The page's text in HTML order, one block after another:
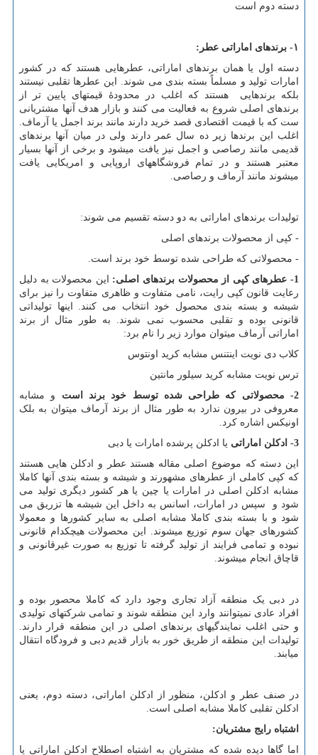
دسته دوم است
۱- برندهای اماراتی عطر:
دسته اول یا همان برندهای اماراتی، عطرهایی هستند که در کشور
امارات تولید و مسلماً بسته بندی می شوند. این عطرها تقلبی نیستند
بلکه برندهایی هستند که اغلب در محدودۀ قیمتهای پایین تر از
برندهای اصلی شروع به فعالیت می کنند و بازار هدف آنها مشتریانی
ست که با قیمت اقتصادی قصد خرید دارند مانند برند اجمل یا آرماف.
اغلب این برندها زیر ده سال عمر دارند ولی در میان آنها برندهای
قدیمی مانند رصاصی و اجمل نیز یافت میشود و برخی از آنها بسیار
معتبر هستند و در تمام فروشگاههای اروپایی و امریکایی یافت
میشوند مانند آرماف و رصاصی.
تولیدات برندهای اماراتی به دو دسته تقسیم می شوند:
- کپی از محصولات برندهای اصلی
- محصولاتی که طراحی شده توسط خود برند است.
1- عطرهای کپی از محصولات برندهای اصلی:
این محصولات به دلیل
رعایت قانون کپی رایت، نامی متفاوت و ظاهری متفاوت را نیز برای
شیشه و بسته بندی محصول خود انتخاب می کنند. اینها تولیداتی
قانونی بوده و تقلبی محسوب نمی شوند. به طور مثال از برند
اماراتی آرماف میتوان موارد زیر را نام برد:
کلاب دی نویت اینتنس مشابه کرید اونتوس
ترس نویت مشابه کرید سیلور مانتین
2- محصولاتی که طراحی شده توسط خود برند است
و مشابه
معروفی در بیرون ندارد به طور مثال از برند آرماف میتوان به بلک
اونیکس اشاره کرد.
3- ادکلن اماراتی
یا ادکلن پرشده امارات یا دبی
این دسته که موضوع اصلی مقاله هستند عطر و ادکلن هایی هستند
که کپی کاملی از عطرهای مشهورند و شیشه و بسته بندی آنها کاملا
مشابه ادکلن اصلی در امارات یا چین یا هر کشور دیگری تولید می
شود و سپس در امارات، اسانس به داخل این شیشه ها تزریق می
شود و با بسته بندی کاملا مشابه اصلی به سایر کشورها و معمولا
کشورهای جهان سوم توزیع میشوند. این محصولات هیچکدام قانونی
نبوده و تمامی فرایند از تولید گرفته تا توزیع به صورت غیرقانونی و
قاچاق انجام میشوند.
در دبی یک منطقه آزاد تجاری وجود دارد که کاملا محصور بوده و
افراد عادی نمیتوانند وارد این منطقه شوند و تمامی شرکتهای تولیدی
و حتی اغلب نمایندگیهای برندهای اصلی در این منطقه قرار دارند.
تولیدات این منطقه از طریق خور به بازار قدیم دبی و فرودگاه انتقال
میابند.
در صنف عطر و ادکلن، منظور از ادکلن اماراتی، دسته دوم، یعنی
ادکلن تقلبی کاملا مشابه اصلی است.
اشتباه رایج مشتریان:
اما گاها دیده شده که مشتریان به اشتباه اصطلاح ادکلن اماراتی یا